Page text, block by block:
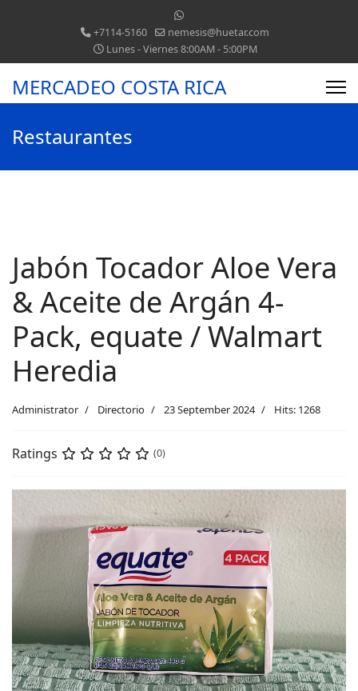
+7114-5160
nemesis@huetar.com
Lunes - Viernes 8:00AM - 5:00PM
MERCADEO COSTA RICA
Restaurantes
Jabón Tocador Aloe Vera
& Aceite de Argán 4-
Pack, equate / Walmart
Heredia
Administrator Directorio 23 September 2024 Hits: 1268
Ratings (0)